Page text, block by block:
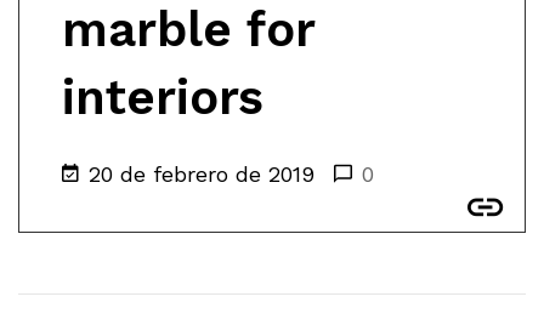
marble for
interiors
20 de febrero de 2019 0